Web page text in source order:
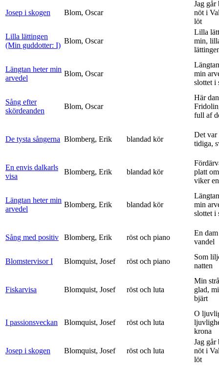
Josep i skogen Blom, Oscar
Jag går
nöt i
löt
Lilla lättingen
(Min guddotter: I)
Blom, Oscar
Lilla
min,
Längtan heter min
arvedel
Blom, Oscar
min
slottet i
Sång efter
skördeanden
Blom, Oscar
Här
full af
De tysta sångerna Blomberg, Erik blandad kör
Det var
tidiga,
En envis dalkarls
visa
Blomberg, Erik blandad kör
platt
viker
Längtan heter min
arvedel
Blomberg, Erik blandad kör
min
slottet i
Sång med positiv Blomberg, Erik röst och piano
En
vandel
Blomstervisor I Blomquist, Josef röst och piano
Som
natten
Fiskarvisa Blomquist, Josef röst och luta
Min
glad,
bjärt
I passionsveckan Blomquist, Josef röst och luta
O
krona
Josep i skogen Blomquist, Josef röst och luta
Jag går
nöt i
löt